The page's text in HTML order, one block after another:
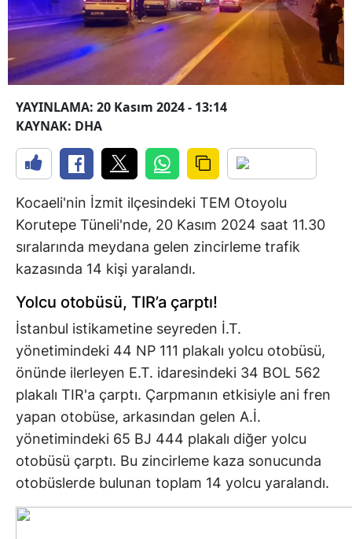
YAYINLAMA: 20 Kasım 2024 - 13:14
KAYNAK: DHA
Kocaeli'nin İzmit ilçesindeki TEM Otoyolu
Korutepe Tüneli'nde, 20 Kasım 2024 saat 11.30
sıralarında meydana gelen zincirleme trafik
kazasında 14 kişi yaralandı.
Yolcu otobüsü, TIR’a çarptı!
İstanbul istikametine seyreden İ.T.
yönetimindeki 44 NP 111 plakalı yolcu otobüsü,
önünde ilerleyen E.T. idaresindeki 34 BOL 562
plakalı TIR'a çarptı. Çarpmanın etkisiyle ani fren
yapan otobüse, arkasından gelen A.İ.
yönetimindeki 65 BJ 444 plakalı diğer yolcu
otobüsü çarptı. Bu zincirleme kaza sonucunda
otobüslerde bulunan toplam 14 yolcu yaralandı.